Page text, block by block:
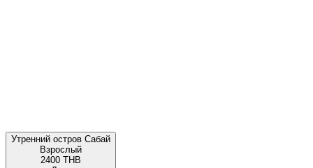
Утренний остров Сабай
Взрослый
2400 THB